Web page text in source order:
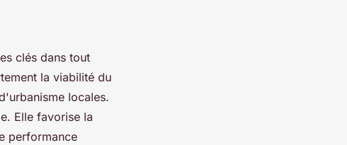
clés dans tout
la viabilité du
locales.
Elle favorise la
performance